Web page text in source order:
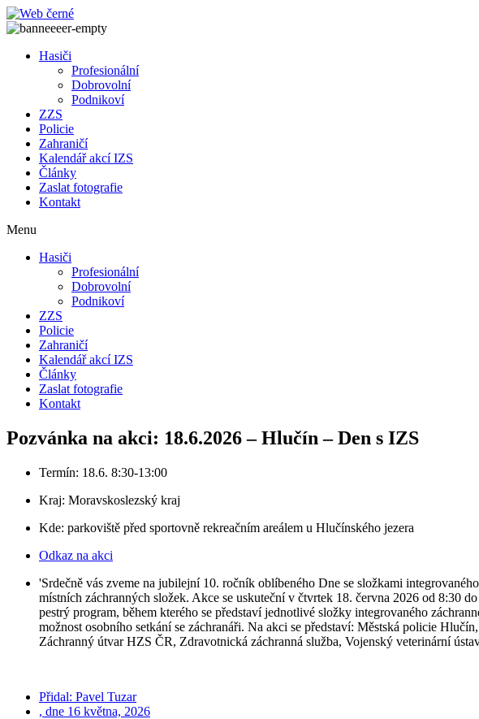
Přejít
k
Hasiči
Profesionální
Dobrovolní
Podnikoví
ZZS
Policie
Zahraničí
Kalendář akcí IZS
Články
Zaslat fotografie
Kontakt
Menu
Hasiči
Profesionální
Dobrovolní
Podnikoví
ZZS
Policie
Zahraničí
Kalendář akcí IZS
Články
Zaslat fotografie
Kontakt
Pozvánka na akci: 18.6.2026 – Hlučín – Den s IZS
Termín: 18.6. 8:30-13:00
Kraj: Moravskoslezský kraj
Kde: parkoviště před sportovně rekreačním areálem u Hlučínského jezera
Odkaz na akci
'Srdečně vás zveme na jubilejní 10. ročník oblíbeného Dne se složkami
místních záchranných složek. Akce se uskuteční v čtvrtek 18. června 2026 od 8:30
pestrý program, během kterého se představí jednotlivé složky integrovaného
možnost osobního setkání se záchranáři. Na akci se představí: Městská policie
Záchranný útvar HZS ČR, Zdravotnická záchranná služba, Vojenský veterinární
Přidal: Pavel Tuzar
, dne 16 května, 2026